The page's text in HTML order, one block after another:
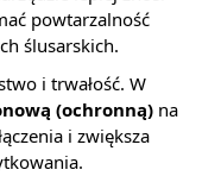
powtarzalność
ślusarskich.
i trwałość. W
(ochronną) na
i zwiększa